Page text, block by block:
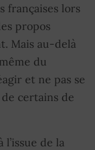
françaises lors
propos
Mais au-delà
du
et ne pas se
certains de
de la